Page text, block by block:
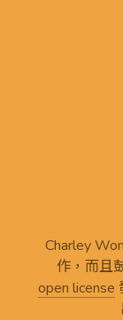
Charley
作，而且
open license